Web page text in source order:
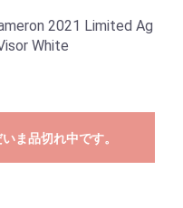
2021 Limited Ag
White
ま品切れ中です。